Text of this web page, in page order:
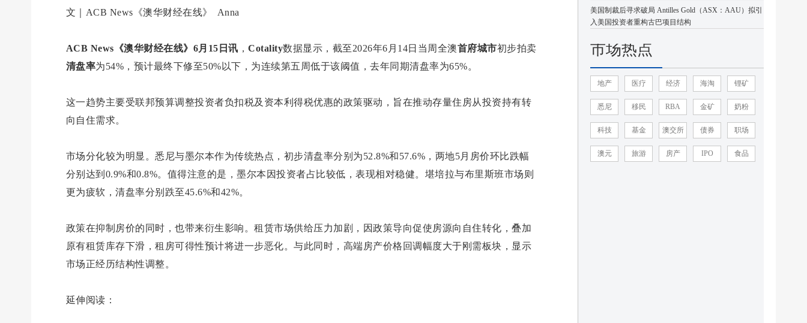
文｜ACB News《澳华财经在线》 Anna
ACB News《澳华财经在线》6月15日讯 ， Cotality数据显示，截至2026年6月14日当周全澳首府城市初步拍卖
清盘率为54%，预计最终下修至50%以下，为连续第五周低于该阈值，去年同期清盘率为65%。
这一趋势主要受联邦预算调整投资者负扣税及资本利得税优惠的政策驱动，旨在推动存量住房从投资持有转
向自住需求。
市场分化较为明显。悉尼与墨尔本作为传统热点，初步清盘率分别为52.8%和57.6%，两地5月房价环比跌幅
分别达到0.9%和0.8%。值得注意的是，墨尔本因投资者占比较低，表现相对稳健。堪培拉与布里斯班市场则
更为疲软，清盘率分别跌至45.6%和42%。
政策在抑制房价的同时，也带来衍生影响。租赁市场供给压力加剧，因政策导向促使房源向自住转化，叠加
原有租赁库存下滑，租房可得性预计将进一步恶化。与此同时，高端房产价格回调幅度大于刚需板块，显示
市场正经历结构性调整。
延伸阅读：
美国制裁后寻求破局 Antilles Gold（ASX：AAU）拟引
入美国投资者重构古巴项目结构
市场热点
地产 医疗 经济 海淘 锂矿
悉尼 移民 RBA 金矿 奶粉
科技 基金 澳交所 债券 职场
澳元 旅游 房产 IPO 食品